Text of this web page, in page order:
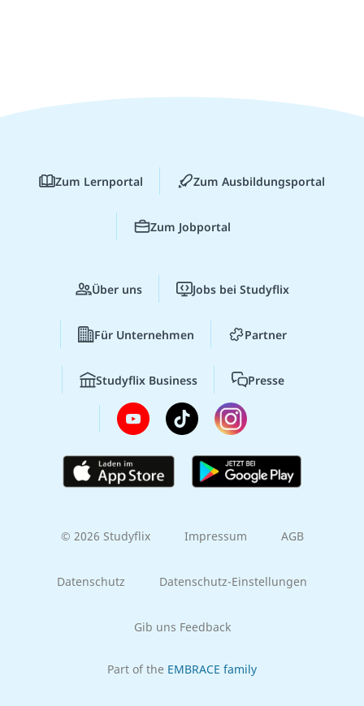
Zum Lernportal Zum Ausbildungsportal
Zum Jobportal
Über uns Jobs bei Studyflix
Für Unternehmen Partner
Studyflix Business Presse
© 2026 Studyflix Impressum AGB
Datenschutz Datenschutz-Einstellungen
Gib uns Feedback
Part of the EMBRACE family